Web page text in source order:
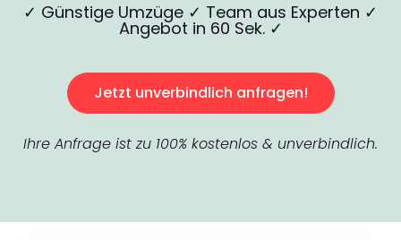
✓ Günstige Umzüge ✓ Team aus Experten ✓
Angebot in 60 Sek. ✓
Jetzt unverbindlich anfragen!
Ihre Anfrage ist zu 100% kostenlos & unverbindlich.